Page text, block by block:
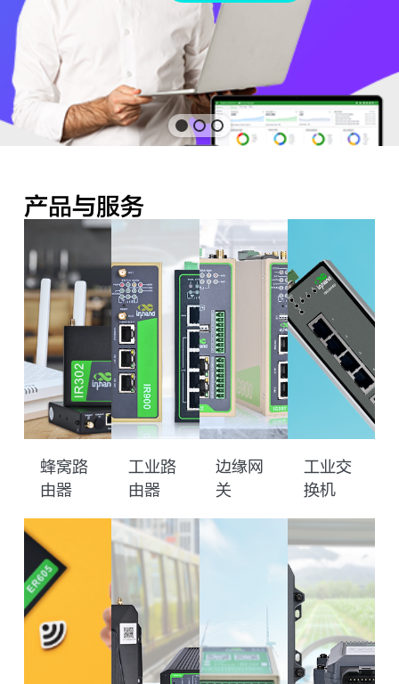
产品与服务
蜂窝路
由器
工业路
由器
边缘网
关
工业交
换机